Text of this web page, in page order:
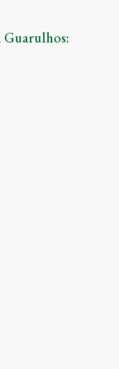
Guarulhos: